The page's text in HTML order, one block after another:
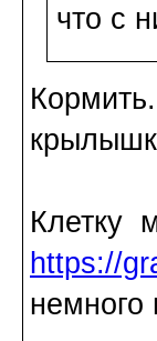
что с
Клетку
https://